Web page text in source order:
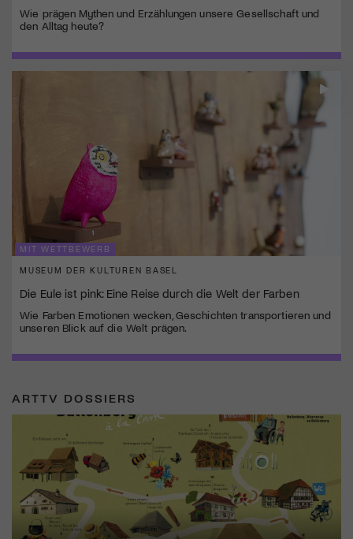
Wie prägen Mythen und Erzählungen unsere Gesellschaft und
den Alltag heute?
MIT WETTBEWERB
MUSEUM DER KULTUREN BASEL
Die Eule ist pink: Eine Reise durch die Welt der Farben
Wie Farben Emotionen wecken, Geschichten transportieren und
unseren Blick auf die Welt prägen.
ARTTV DOSSIERS